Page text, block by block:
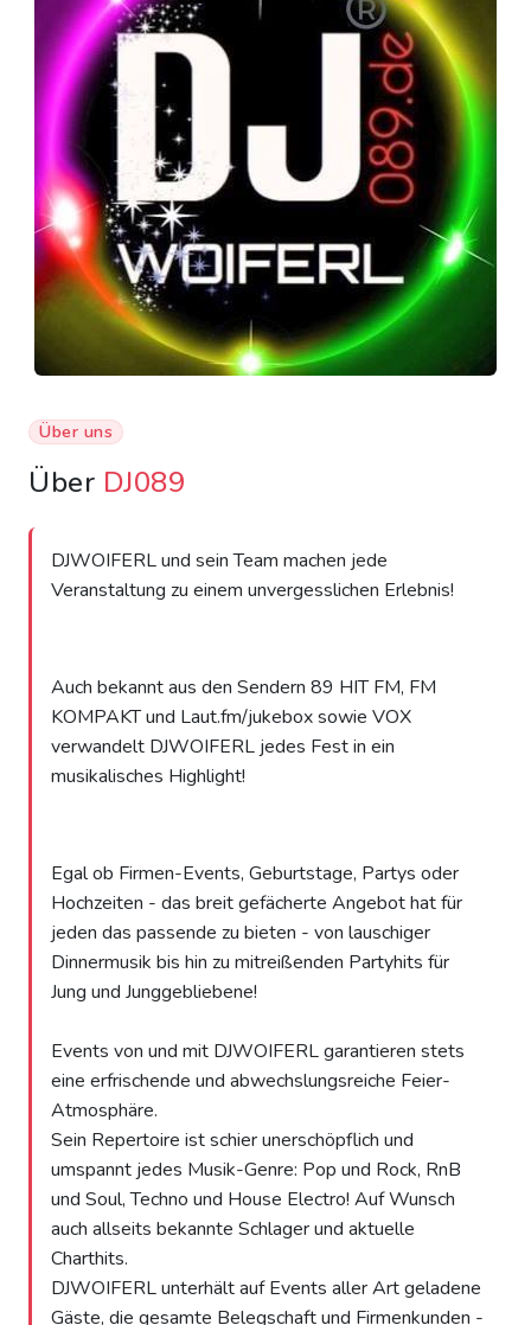
Über uns
Über DJ089
DJWOIFERL und sein Team machen jede
Veranstaltung zu einem unvergesslichen Erlebnis!
Auch bekannt aus den Sendern 89 HIT FM, FM
KOMPAKT und Laut.fm/jukebox sowie VOX
verwandelt DJWOIFERL jedes Fest in ein
musikalisches Highlight!
Egal ob Firmen-Events, Geburtstage, Partys oder
Hochzeiten - das breit gefächerte Angebot hat für
jeden das passende zu bieten - von lauschiger
Dinnermusik bis hin zu mitreißenden Partyhits für
Jung und Junggebliebene!
Events von und mit DJWOIFERL garantieren stets
eine erfrischende und abwechslungsreiche Feier-
Atmosphäre.
Sein Repertoire ist schier unerschöpflich und
umspannt jedes Musik-Genre: Pop und Rock, RnB
und Soul, Techno und House Electro! Auf Wunsch
auch allseits bekannte Schlager und aktuelle
Charthits.
DJWOIFERL unterhält auf Events aller Art geladene
Gäste, die gesamte Belegschaft und Firmenkunden -